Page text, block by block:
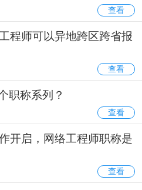
查看
程师可以异地跨区跨省报
查看
职称系列？
查看
开启，网络工程师职称是
查看